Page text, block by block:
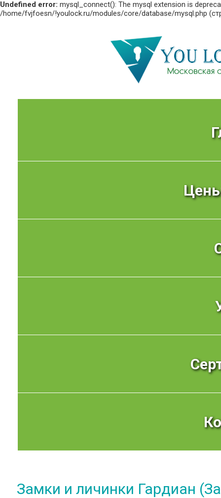
Undefined error: mysql_connect(): The mysql extension is
/home/fvjfoesn/!youlock.ru/modules/core/database/mysql.php
Замки и личинки Гардиан